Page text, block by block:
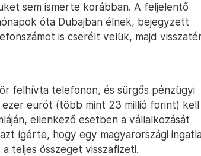
sem ismerte korábban. A feljelentő
óta Dubajban élnek, bejegyzett
is cserélt velük, majd
felhívta telefonon, és sürgős pénzügyi
eurót (több mint 23 millió forint) kell
ellenkező esetben a vállalkozását
ígérte, hogy egy magyarországi
teljes összeget visszafizeti.